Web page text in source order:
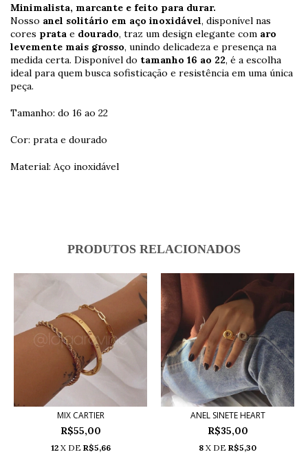
Minimalista, marcante e feito para durar.
Nosso anel solitário em aço inoxidável, disponível nas
cores prata e dourado, traz um design elegante com aro
levemente mais grosso, unindo delicadeza e presença na
medida certa. Disponível do tamanho 16 ao 22, é a escolha
ideal para quem busca sofisticação e resistência em uma única
peça.
Tamanho: do 16 ao 22
Cor: prata e dourado
Material: Aço inoxidável
PRODUTOS RELACIONADOS
MIX CARTIER
R$55,00
12 X DE R$5,66
ANEL SINETE HEART
R$35,00
8 X DE R$5,30